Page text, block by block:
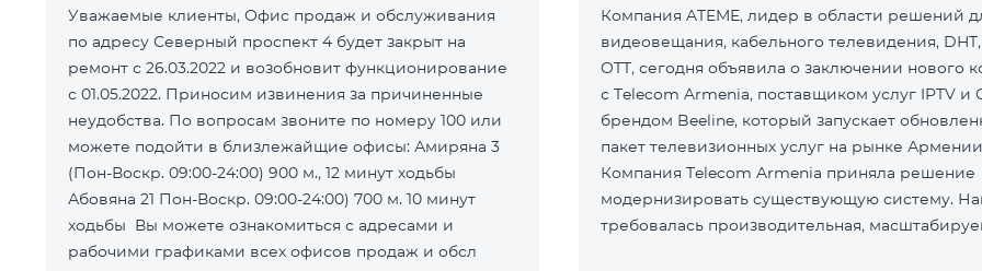
Уважаемые клиенты, Офис продаж и обслуживания
по адресу Северный проспект 4 будет закрыт на
ремонт с 26.03.2022 и возобновит функционирование
с 01.05.2022. Приносим извинения за причиненные
неудобства. По вопросам звоните по номеру 100 или
можете подойти в близлежайщие офисы: Амиряна 3
(Пон-Воскр. 09:00-24:00) 900 м., 12 минут ходьбы
Абовяна 21 Пон-Воскр. 09:00-24:00) 700 м. 10 минут
ходьбы Вы можете ознакомиться с адресами и
рабочими графиками всех офисов продаж и обсл
Компания ATEME, лидер в области решений
видеовещания, кабельного телевидения,
OTT, сегодня объявила о заключении нового
с Telecom Armenia, поставщиком услуг IPTV и
брендом Beeline, который запускает
пакет телевизионных услуг на рынке
Компания Telecom Armenia приняла решение
модернизировать существующую систему.
требовалась производительная,